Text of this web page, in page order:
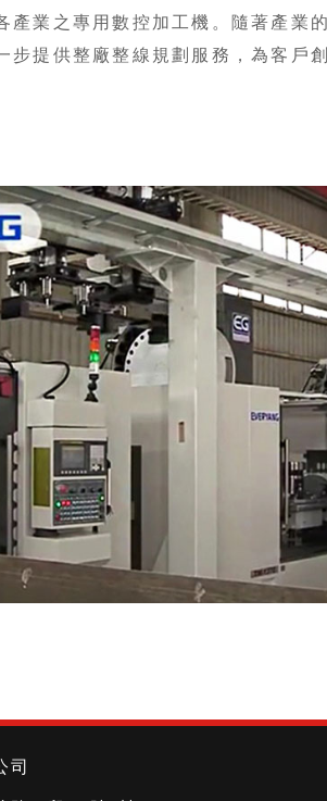
產業之專用數控加工機。隨著產業
步提供整廠整線規劃服務，為客戶
司